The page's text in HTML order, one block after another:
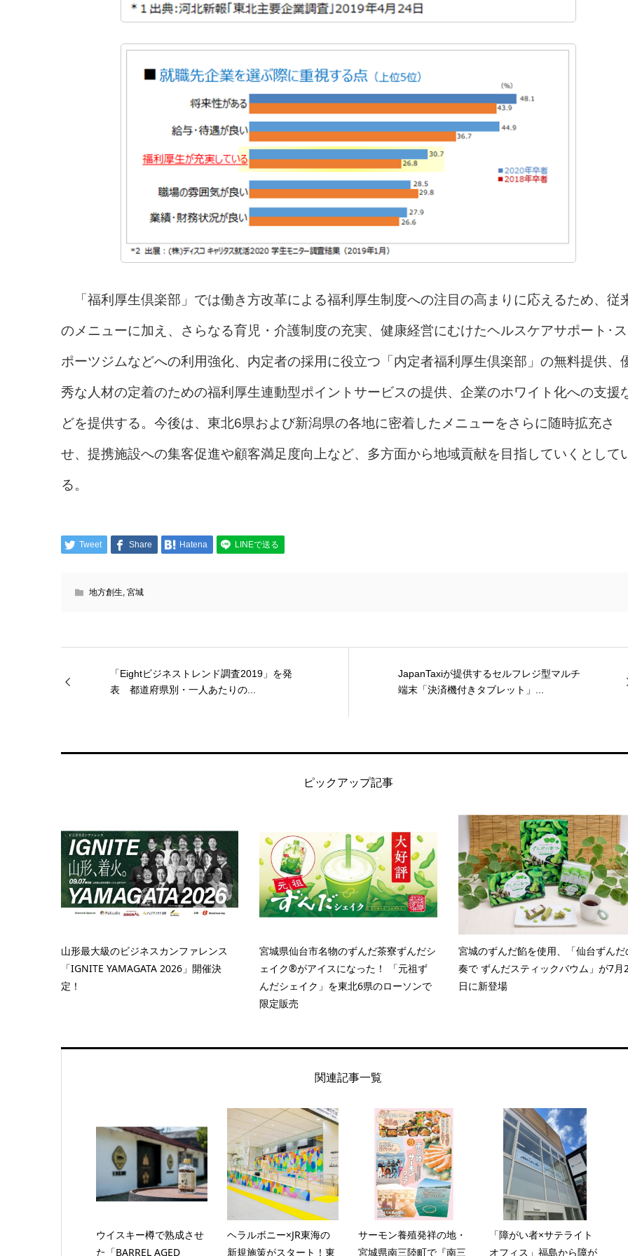
「福利厚生倶楽部」では働き方改革による福利厚生制度への注目の高まりに応えるため、従
のメニューに加え、さらなる育児・介護制度の充実、健康経営にむけたヘルスケアサポート･ス
ポーツジムなどへの利用強化、内定者の採用に役立つ「内定者福利厚生倶楽部」の無料提供、
秀な人材の定着のための福利厚生連動型ポイントサービスの提供、企業のホワイト化への支援
どを提供する。今後は、東北6県および新潟県の各地に密着したメニューをさらに随時拡充さ
せ、提携施設への集客促進や顧客満足度向上など、多方面から地域貢献を目指していくとして
る。
Tweet Share Hatena LINEで送る
地方創生 宮城
「Eightビジネストレンド調査2019」を発
表 都道府県別・一人あたりの...
JapanTaxiが提供するセルフレジ型マルチ
端末「決済機付きタブレット」...
ピックアップ記事
山形最大級のビジネスカンファレンス
「IGNITE YAMAGATA 2026」開催決
定！
宮城県仙台市名物のずんだ茶寮ずんだシ
ェイク®がアイスになった！ 「元祖ず
んだシェイク」を東北6県のローソンで
限定販売
宮城のずんだ餡を使用、「仙台ずんだ
奏で ずんだスティックバウム」が7月
日に新登場
関連記事一覧
ウイスキー樽で熟成させ
た「BARREL AGED
ヘラルボニー×JR東海の
新規施策がスタート！東
サーモン養殖発祥の地・
宮城県南三陸町で『南三
「障がい者×サテライト
オフィス」福島から障が